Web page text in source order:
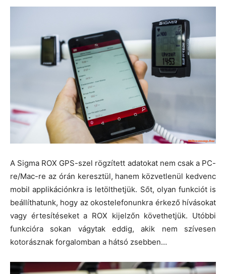
A Sigma ROX GPS-szel rögzített adatokat nem csak a PC-
re/Mac-re az órán keresztül, hanem közvetlenül kedvenc
mobil applikációnkra is letölthetjük. Sőt, olyan funkciót is
beállíthatunk, hogy az okostelefonunkra érkező hívásokat
vagy értesítéseket a ROX kijelzőn követhetjük. Utóbbi
funkcióra sokan vágytak eddig, akik nem szívesen
kotorásznak forgalomban a hátsó zsebben…